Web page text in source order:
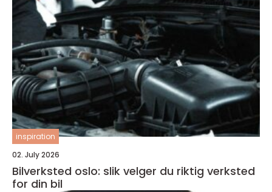
inspiration
02. July 2026
Bilverksted oslo: slik velger du riktig verksted
for din bil